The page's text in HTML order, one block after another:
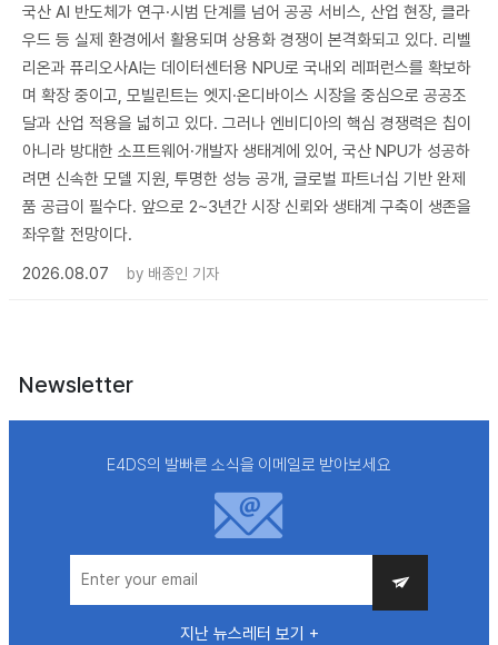
국산 AI 반도체가 연구·시범 단계를 넘어 공공 서비스, 산업 현장, 클라
우드 등 실제 환경에서 활용되며 상용화 경쟁이 본격화되고 있다. 리벨
리온과 퓨리오사AI는 데이터센터용 NPU로 국내외 레퍼런스를 확보하
며 확장 중이고, 모빌린트는 엣지·온디바이스 시장을 중심으로 공공조
달과 산업 적용을 넓히고 있다. 그러나 엔비디아의 핵심 경쟁력은 칩이
아니라 방대한 소프트웨어·개발자 생태계에 있어, 국산 NPU가 성공하
려면 신속한 모델 지원, 투명한 성능 공개, 글로벌 파트너십 기반 완제
품 공급이 필수다. 앞으로 2~3년간 시장 신뢰와 생태계 구축이 생존을
좌우할 전망이다.
2026.08.07
by 배종인 기자
Newsletter
E4DS의 발빠른 소식을 이메일로 받아보세요
지난 뉴스레터 보기 +